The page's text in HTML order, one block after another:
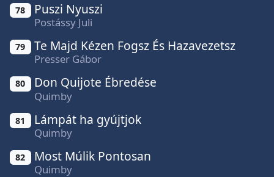
78 Puszi Nyuszi
Postássy Juli
79 Te Majd Kézen Fogsz És Hazavezetsz
Presser Gábor
80 Don Quijote Ébredése
Quimby
81 Lámpát ha gyújtjok
Quimby
82 Most Múlik Pontosan
Quimby